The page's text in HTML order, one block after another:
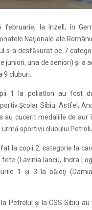
februarie, la Inzell, în
Naţionale ale
s-a desfăşurat pe 7
juniori, una de seniori) şi a
9 cluburi.
1 la poliatlon au fost
Şcolar Sibiu. Astfel,
au cucerit medaliile de aur
urmă sportivii clubului
la copii 2, categorie la
(Lavinia Iancu, Indra
1 şi 3 la băieţi
Petrolul şi la CSS Sibiu